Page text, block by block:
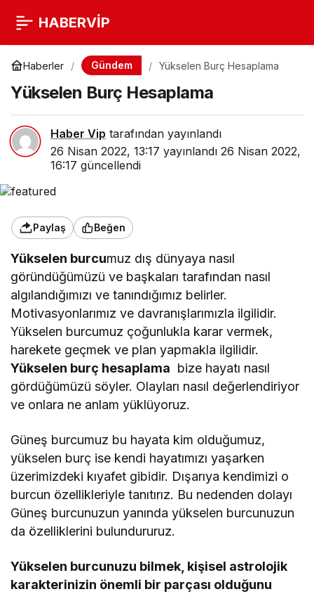
HABERVİP
Haberler Gündem Yükselen Burç Hesaplama
Yükselen Burç Hesaplama
Haber Vip tarafından yayınlandı
26 Nisan 2022, 13:17 yayınlandı 26 Nisan 2022,
16:17 güncellendi
Paylaş Beğen
Yükselen burcumuz dış dünyaya nasıl
göründüğümüzü ve başkaları tarafından nasıl
algılandığımızı ve tanındığımız belirler.
Motivasyonlarımız ve davranışlarımızla ilgilidir.
Yükselen burcumuz çoğunlukla karar vermek,
harekete geçmek ve plan yapmakla ilgilidir.
Yükselen burç hesaplama bize hayatı nasıl
gördüğümüzü söyler. Olayları nasıl değerlendiriyor
ve onlara ne anlam yüklüyoruz.
Güneş burcumuz bu hayata kim olduğumuz,
yükselen burç ise kendi hayatımızı yaşarken
üzerimizdeki kıyafet gibidir. Dışarıya kendimizi o
burcun özellikleriyle tanıtırız. Bu nedenden dolayı
Güneş burcunuzun yanında yükselen burcunuzun
da özelliklerini bulundururuz.
Yükselen burcunuzu bilmek, kişisel astrolojik
karakterinizin önemli bir parçası olduğunu